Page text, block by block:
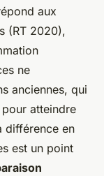
aux
(RT 2020),
ne
anciennes, qui
atteindre
différence en
est un point